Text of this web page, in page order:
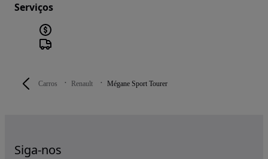
Carros Renault Mégane Sport Tourer
Serviços
Siga-nos